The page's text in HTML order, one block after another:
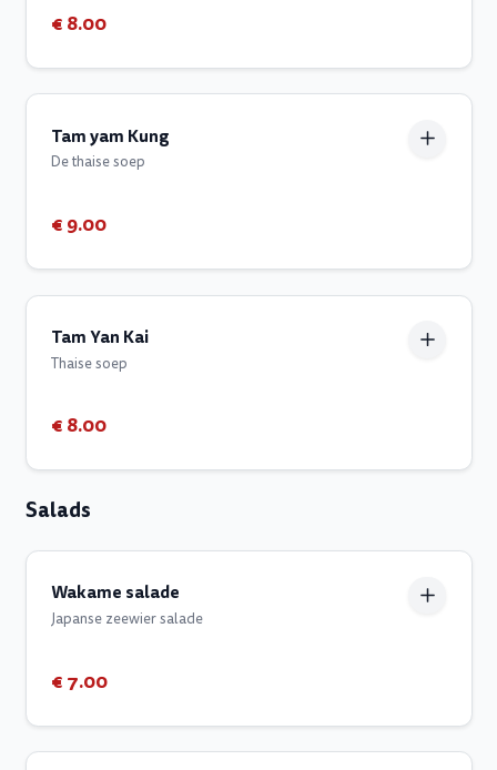
€ 8.00
Tam yam Kung
De thaise soep
€ 9.00
Tam Yan Kai
Thaise soep
€ 8.00
Salads
Wakame salade
Japanse zeewier salade
€ 7.00